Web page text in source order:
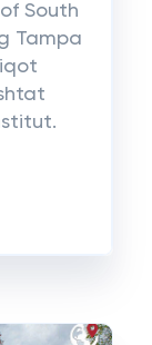
South
Tampa